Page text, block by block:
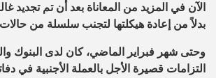
الآن في المزيد من المعاناة بعد أن تمتجديد
بدلاً من إعادة هيكلتها لتجنب سلسلة من
وحتى شهر فبراير الماضي، كان لدى البنوك
التزامات قصيرة الأجل بالعملة الأجنبية في